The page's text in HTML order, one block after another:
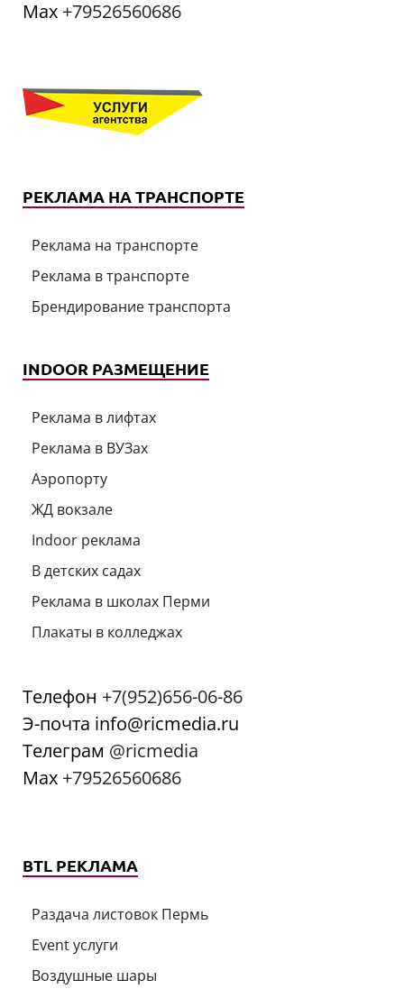
Мах +79526560686
РЕКЛАМА НА ТРАНСПОРТЕ
Реклама на транспорте
Реклама в транспорте
Брендирование транспорта
INDOOR РАЗМЕЩЕНИЕ
Реклама в лифтах
Реклама в ВУЗах
Аэропорту
ЖД вокзале
Indoor реклама
В детских садах
Реклама в школах Перми
Плакаты в колледжах
Телефон +7(952)656-06-86
Э-почта info@ricmedia.ru
Телеграм @ricmedia
Мах +79526560686
BTL РЕКЛАМА
Раздача листовок Пермь
Event услуги
Воздушные шары